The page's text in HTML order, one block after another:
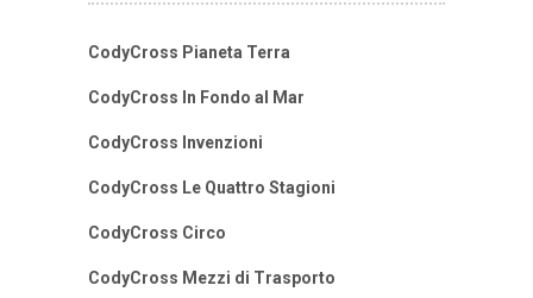
CodyCross Pianeta Terra
CodyCross In Fondo al Mar
CodyCross Invenzioni
CodyCross Le Quattro Stagioni
CodyCross Circo
CodyCross Mezzi di Trasporto